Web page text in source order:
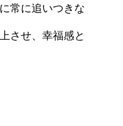
脱毛
ば老化は止まるの
化療法の仕組み・
常に追いつきな
させ、幸福感と